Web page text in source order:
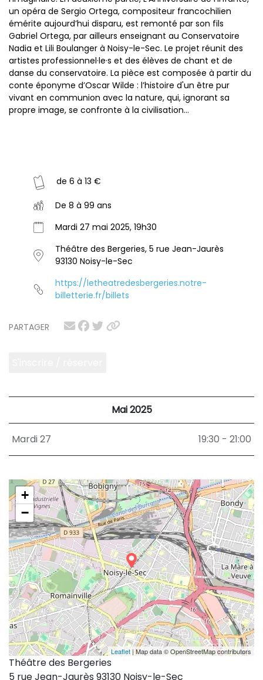
PARTAGER
Mai 2025
Mardi 27 19:30 - 21:00
+
−
Leaflet | Map data © OpenStreetMap contributors
Théâtre des Bergeries
5 rue Jean-Jaurès 93130 Noisy-le-Sec
un opéra de Sergio Ortega, compositeur francochilien
émérite aujourd’hui disparu, est remonté par son fils
Gabriel Ortega, par ailleurs enseignant au Conservatoire
Nadia et Lili Boulanger à Noisy-le-Sec. Le projet réunit des
artistes professionnel·le·s et des élèves de chant et de
danse du conservatoire. La pièce est composée à partir du
conte éponyme d’Oscar Wilde : l’histoire d'un être pur
vivant en communion avec la nature, qui, ignorant sa
propre image, se confronte à la civilisation...
de 6 à 13 €
De 8 à 99 ans
Mardi 27 mai 2025, 19h30
Théâtre des Bergeries, 5 rue Jean-Jaurès
93130 Noisy-le-Sec
https://letheatredesbergeries.notre-
billetterie.fr/billets